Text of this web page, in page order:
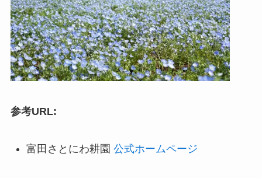
参考URL:
富田さとにわ耕園 公式ホームページ